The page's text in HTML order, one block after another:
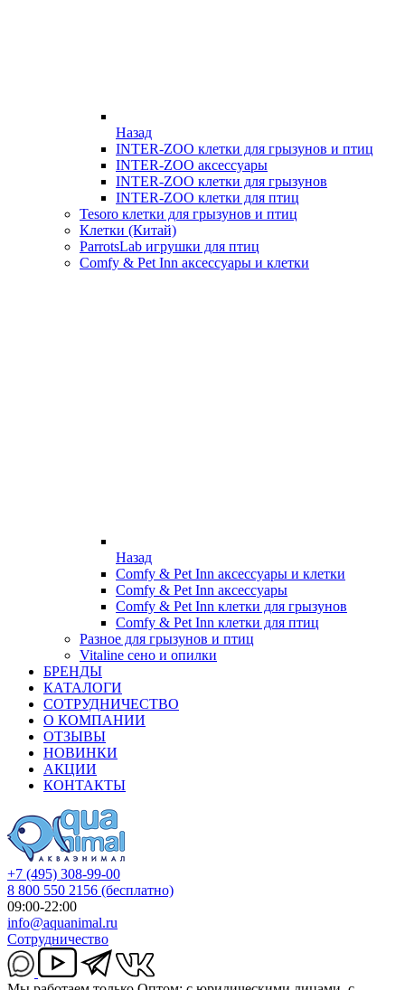
Назад
INTER-ZOO клетки для грызунов и птиц
INTER-ZOO аксессуары
INTER-ZOO клетки для грызунов
INTER-ZOO клетки для птиц
Tesoro клетки для грызунов и птиц
Клетки (Китай)
ParrotsLab игрушки для птиц
Comfy & Pet Inn аксессуары и клетки
Назад
Comfy & Pet Inn аксессуары и клетки
Comfy & Pet Inn аксессуары
Comfy & Pet Inn клетки для грызунов
Comfy & Pet Inn клетки для птиц
Разное для грызунов и птиц
Vitaline сено и опилки
БРЕНДЫ
КАТАЛОГИ
СОТРУДНИЧЕСТВО
О КОМПАНИИ
ОТЗЫВЫ
НОВИНКИ
АКЦИИ
КОНТАКТЫ
+7 (495) 308-99-00
8 800 550 2156 (бесплатно)
09:00-22:00
info@aquanimal.ru
Сотрудничество